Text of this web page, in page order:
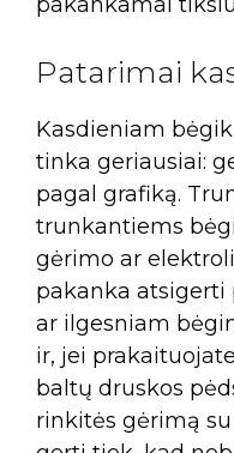
Patarimai
Kasdieniam
tinka geriausiai:
pagal grafiką.
trunkantiems
gėrimo ar
pakanka atsigerti
ar ilgesniam
ir, jei
baltų druskos
rinkitės gėrimą